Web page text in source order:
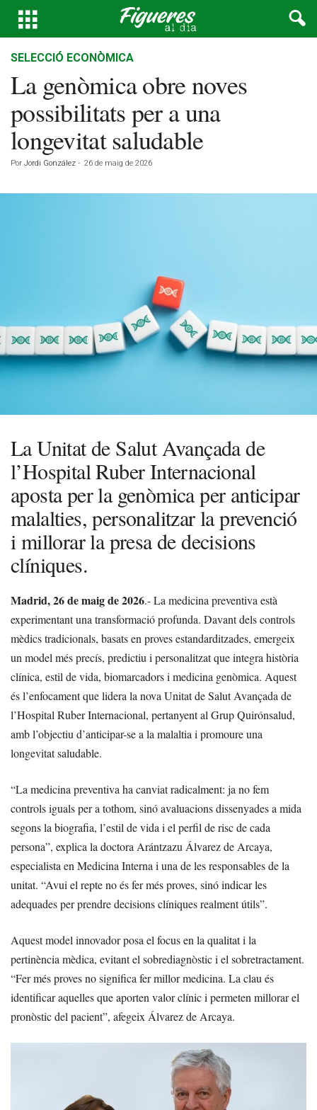
SELECCIÓ ECONÒMICA
La genòmica obre noves
possibilitats per a una
longevitat saludable
Por Jordi González - 26 de maig de 2026
La Unitat de Salut Avançada de
l’Hospital Ruber Internacional
aposta per la genòmica per anticipar
malalties, personalitzar la prevenció
i millorar la presa de decisions
clíniques.
Madrid, 26 de maigde 2026.- La medicina preventiva està
experimentant una transformació profunda. Davant dels controls
mèdics tradicionals, basats en proves estandarditzades, emergeix
un model més precís, predictiu i personalitzat que integra història
clínica, estil de vida, biomarcadors i medicina genòmica. Aquest
és l’enfocament que lidera la nova Unitat de Salut Avançada de
l’Hospital Ruber Internacional, pertanyent al Grup Quirónsalud,
amb l’objectiu d’anticipar-se a la malaltia i promoure una
longevitat saludable.
“La medicina preventiva ha canviat radicalment: ja no fem
controls iguals per a tothom, sinó avaluacions dissenyades a mida
segons la biografia, l’estil de vida i el perfil de risc de cada
persona”, explica la doctora Arántzazu Álvarez de Arcaya,
especialista en Medicina Interna i una de les responsables de la
unitat. “Avui el repte no és fer més proves, sinó indicar les
adequades per prendre decisions clíniques realment útils”.
Aquest model innovador posa el focus en la qualitat i la
pertinència mèdica, evitant el sobrediagnòstic i el sobretractament.
“Fer més proves no significa fer millor medicina. La clau és
identificar aquelles que aporten valor clínic i permeten millorar el
pronòstic del pacient”, afegeix Álvarez de Arcaya.